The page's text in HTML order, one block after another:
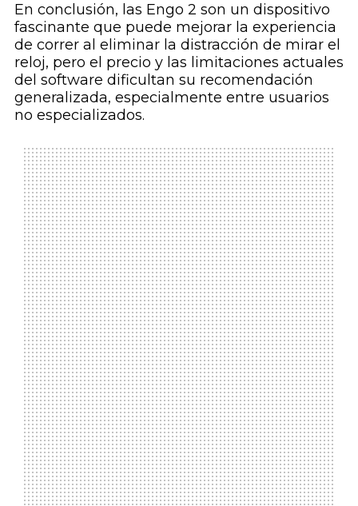
En conclusión, las Engo 2 son un dispositivo
fascinante que puede mejorar la experiencia
de correr al eliminar la distracción de mirar el
reloj, pero el precio y las limitaciones actuales
del software dificultan su recomendación
generalizada, especialmente entre usuarios
no especializados.